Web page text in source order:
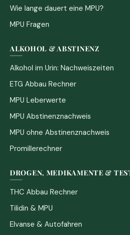
Wie lange dauert eine MPU?
MPU Fragen
ALKOHOL & ABSTINENZ
Alkohol im Urin: Nachweiszeiten
ETG Abbau Rechner
MPU Leberwerte
MPU Abstinenznachweis
MPU ohne Abstinenznachweis
Promillerechner
DROGEN, MEDIKAMENTE &
THC Abbau Rechner
Tilidin & MPU
Elvanse & Autofahren